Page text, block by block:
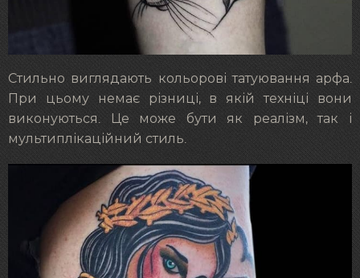
Стильно виглядають кольорові татуювання арфа.
При цьому немає різниці, в якій техніці вони
виконуються. Це може бути як реалізм, так і
мультиплікаційний стиль.